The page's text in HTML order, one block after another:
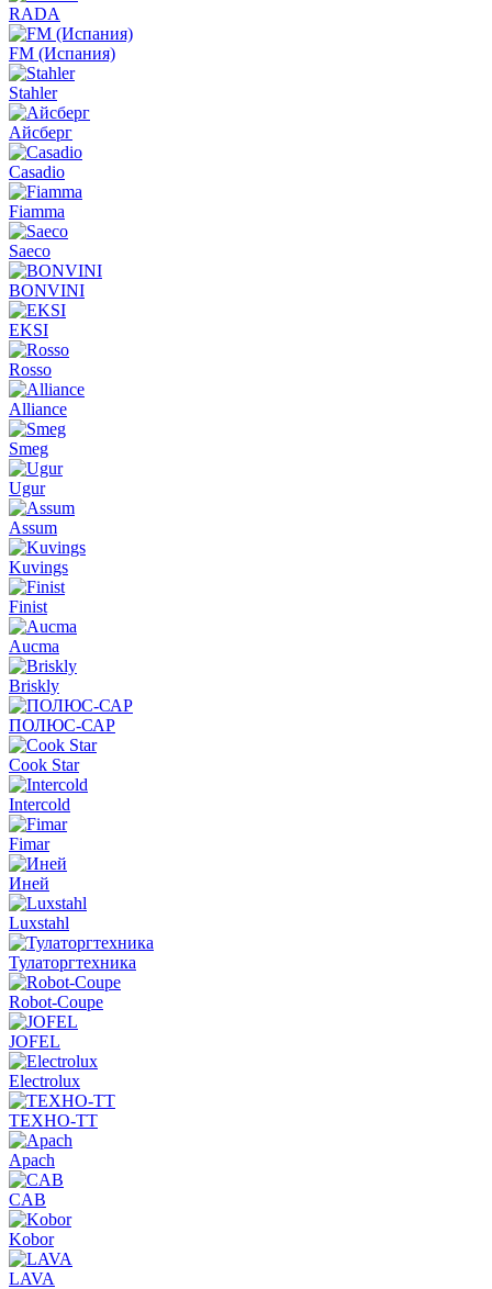
RADA
FM (Испания)
Stahler
Айсберг
Casadio
Fiamma
Saeco
BONVINI
EKSI
Rosso
Alliance
Smeg
Ugur
Assum
Kuvings
Finist
Aucma
Briskly
ПОЛЮС-САР
Cook Star
Intercold
Fimar
Иней
Luxstahl
Тулаторгтехника
Robot-Coupe
JOFEL
Electrolux
ТЕХНО-ТТ
Apach
CAB
Kobor
LAVA